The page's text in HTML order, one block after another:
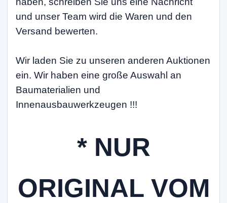
und unser Team wird die Waren und den
Versand bewerten.
Wir laden Sie zu unseren anderen Auktionen
ein. Wir haben eine große Auswahl an
Baumaterialien und
Innenausbauwerkzeugen !!!
* NUR
ORIGINAL VOM